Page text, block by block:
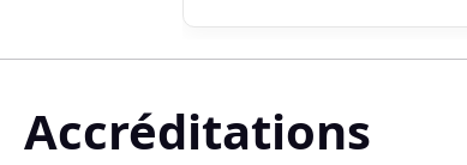
Accréditations